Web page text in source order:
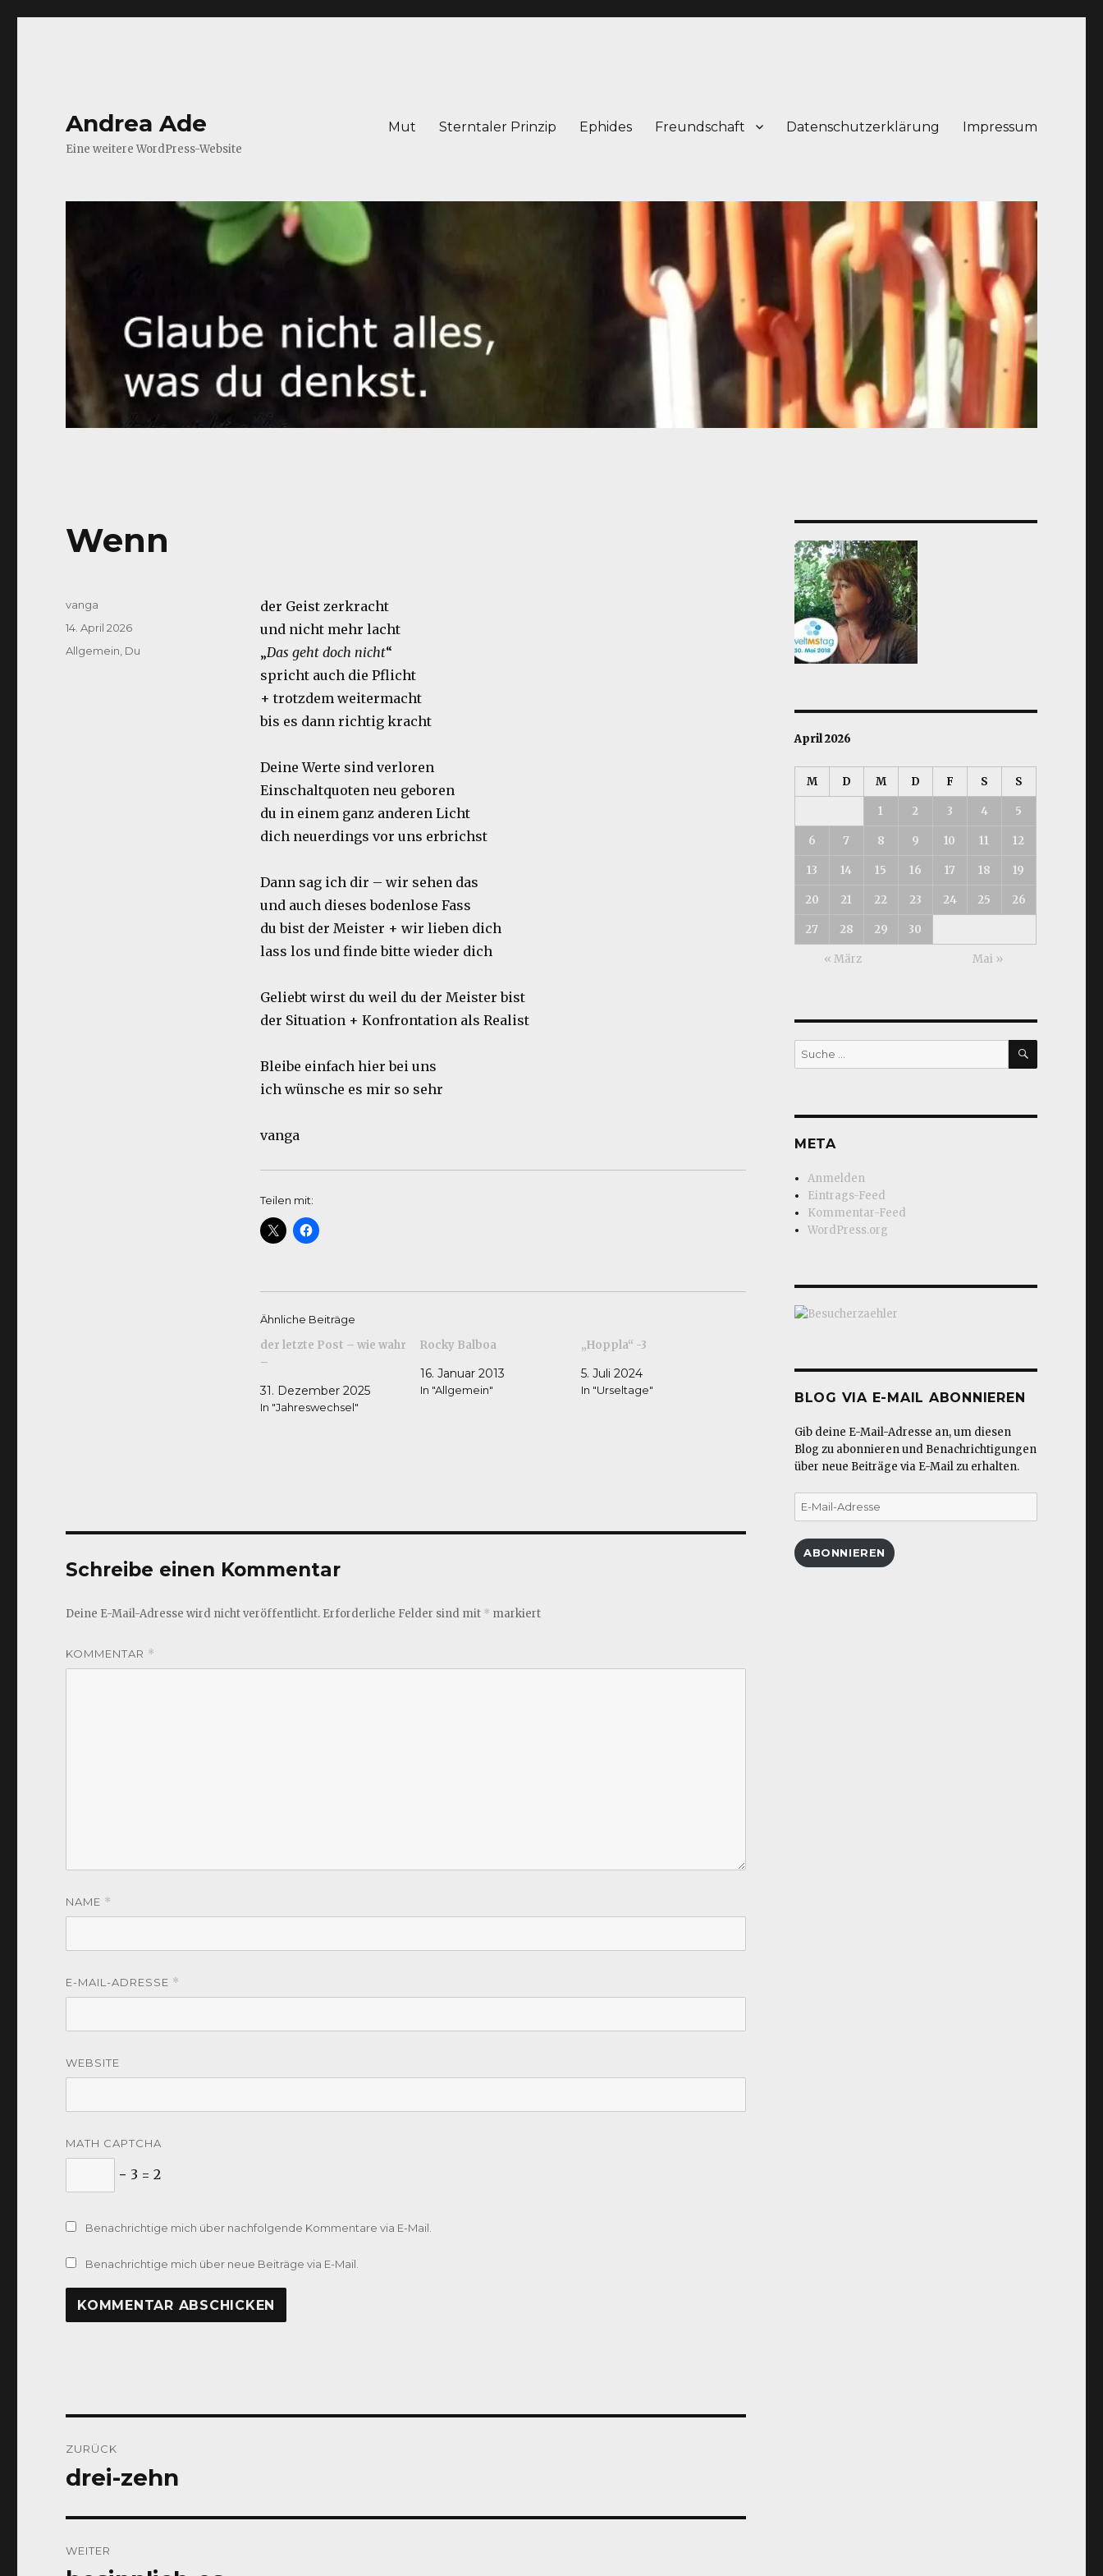
Andrea Ade
Eine weitere WordPress-Website
Mut Sterntaler Prinzip Ephides Freundschaft Datenschutzerklärung Impressum
Wenn
der Geist zerkracht
und nicht mehr lacht
„Das geht doch nicht“
spricht auch die Pflicht
+ trotzdem weitermacht
bis es dann richtig kracht
Deine Werte sind verloren
Einschaltquoten neu geboren
du in einem ganz anderen Licht
dich neuerdings vor uns erbrichst
Dann sag ich dir – wir sehen das
und auch dieses bodenlose Fass
du bist der Meister + wir lieben dich
lass los und finde bitte wieder dich
Geliebt wirst du weil du der Meister bist
der Situation + Konfrontation als Realist
Bleibe einfach hier bei uns
ich wünsche es mir so sehr
vanga
Teilen mit:
Ähnliche Beiträge
der letzte Post – wie wahr
–
31. Dezember 2025
In "Jahreswechsel"
Rocky Balboa
16. Januar 2013
In "Allgemein"
„Hoppla“ -3
5. Juli 2024
In "Urseltage"
Autor
vanga
Veröffentlicht
am
14. April 2026
Kategorien
Allgemein Du
Schreibe einen Kommentar
Deine E-Mail-Adresse wird nicht veröffentlicht. Erforderliche Felder sind mit * markiert
KOMMENTAR *
NAME *
E-MAIL-ADRESSE *
WEBSITE
MATH CAPTCHA
− 3 = 2
Benachrichtige mich über nachfolgende Kommentare via E-Mail.
Benachrichtige mich über neue Beiträge via E-Mail.
ZURÜCK
Vorheriger
drei-zehn
WEITER
April 2026
M D M D F S S
1 2 3 4 5
6 7 8 9 10 11 12
13 14 15 16 17 18 19
20 21 22 23 24 25 26
27 28 29 30
« März Mai »
Suche
nach:
SUCHEN
META
Anmelden
Eintrags-Feed
Kommentar-Feed
WordPress.org
BLOG VIA E-MAIL ABONNIEREN
Gib deine E-Mail-Adresse an, um diesen
Blog zu abonnieren und Benachrichtigungen
über neue Beiträge via E-Mail zu erhalten.
E-
Mail-
ABONNIEREN